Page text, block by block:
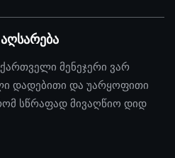
მენეჯერი ვარ
დადებითი და უარყოფითი
სწრაფად მივაღწიო დიდ